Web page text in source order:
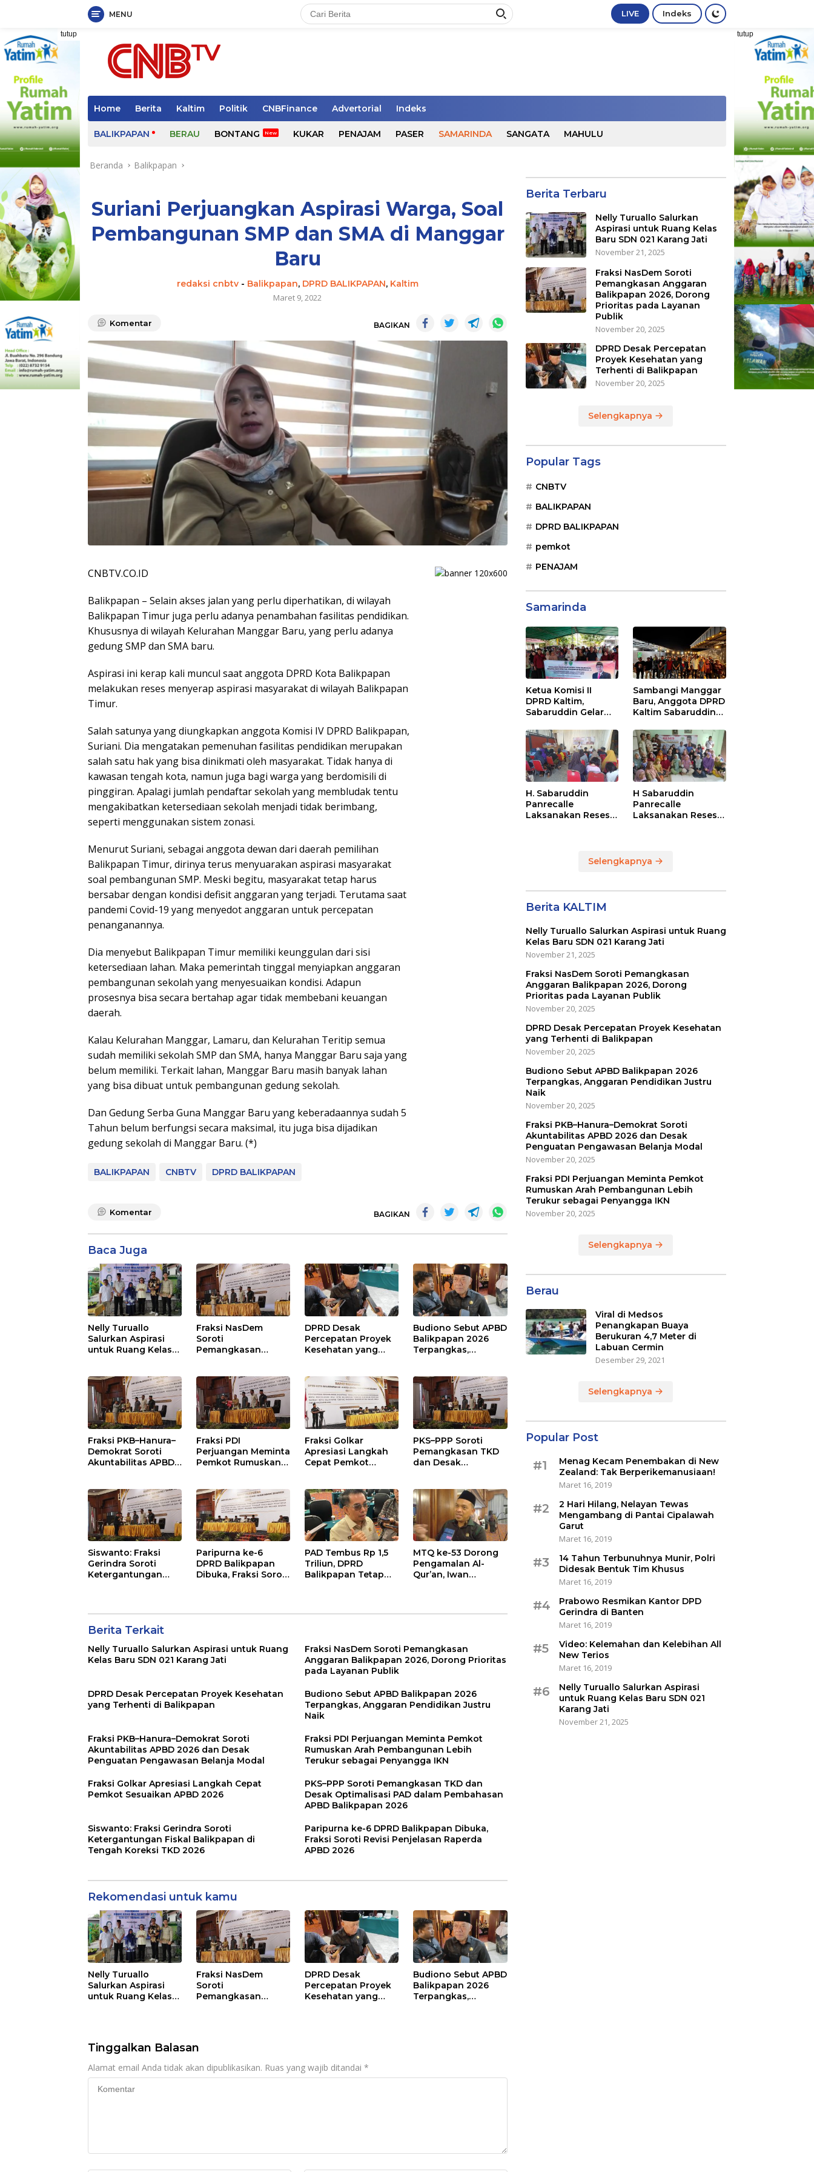
Langsung
ke
konten
MENU LIVE Indeks
tutup tutup
Home Berita Kaltim Politik CNBFinance Advertorial Indeks
BALIKPAPAN BERAU BONTANG KUKAR PENAJAM PASER SAMARINDA SANGATA MAHULU
Beranda Balikpapan
Suriani Perjuangkan Aspirasi Warga, Soal
Pembangunan SMP dan SMA di Manggar
Baru
redaksi cnbtv- Balikpapan, DPRD BALIKPAPAN, Kaltim
Maret 9, 2022
Komentar BAGIKAN
CNBTV.CO.ID
Balikpapan – Selain akses jalan yang perlu diperhatikan, di wilayah
Balikpapan Timur juga perlu adanya penambahan fasilitas pendidikan.
Khususnya di wilayah Kelurahan Manggar Baru, yang perlu adanya
gedung SMP dan SMA baru.
Aspirasi ini kerap kali muncul saat anggota DPRD Kota Balikpapan
melakukan reses menyerap aspirasi masyarakat di wilayah Balikpapan
Timur.
Salah satunya yang diungkapkan anggota Komisi IV DPRD Balikpapan,
Suriani. Dia mengatakan pemenuhan fasilitas pendidikan merupakan
salah satu hak yang bisa dinikmati oleh masyarakat. Tidak hanya di
kawasan tengah kota, namun juga bagi warga yang berdomisili di
pinggiran. Apalagi jumlah pendaftar sekolah yang membludak tentu
mengakibatkan ketersediaan sekolah menjadi tidak berimbang,
seperti menggunakan sistem zonasi.
Menurut Suriani, sebagai anggota dewan dari daerah pemilihan
Balikpapan Timur, dirinya terus menyuarakan aspirasi masyarakat
soal pembangunan SMP. Meski begitu, masyarakat tetap harus
bersabar dengan kondisi defisit anggaran yang terjadi. Terutama saat
pandemi Covid-19 yang menyedot anggaran untuk percepatan
penanganannya.
Dia menyebut Balikpapan Timur memiliki keunggulan dari sisi
ketersediaan lahan. Maka pemerintah tinggal menyiapkan anggaran
pembangunan sekolah yang menyesuaikan kondisi. Adapun
prosesnya bisa secara bertahap agar tidak membebani keuangan
daerah.
Kalau Kelurahan Manggar, Lamaru, dan Kelurahan Teritip semua
sudah memiliki sekolah SMP dan SMA, hanya Manggar Baru saja yang
belum memiliki. Terkait lahan, Manggar Baru masih banyak lahan
yang bisa dibuat untuk pembangunan gedung sekolah.
Dan Gedung Serba Guna Manggar Baru yang keberadaannya sudah 5
Tahun belum berfungsi secara maksimal, itu juga bisa dijadikan
gedung sekolah di Manggar Baru. (*)
BALIKPAPAN CNBTV DPRD BALIKPAPAN
Komentar BAGIKAN
Baca Juga
Nelly Turuallo
Salurkan Aspirasi
untuk Ruang Kelas
Fraksi NasDem
Soroti
Pemangkasan
Dorong Prioritas
pada Layanan
Publik
DPRD Desak
Percepatan Proyek
Kesehatan yang
Budiono Sebut APBD
Balikpapan 2026
Terpangkas,
Naik
Fraksi PKB–Hanura–
Demokrat Soroti
Akuntabilitas APBD
Pengawasan
Belanja Modal
Fraksi PDI
Perjuangan Meminta
Pemkot Rumuskan
sebagai Penyangga
IKN
Fraksi Golkar
Apresiasi Langkah
Cepat Pemkot
PKS–PPP Soroti
Pemangkasan TKD
dan Desak
APBD Balikpapan
2026
Siswanto: Fraksi
Gerindra Soroti
Ketergantungan
Paripurna ke-6
DPRD Balikpapan
Dibuka, Fraksi Soroti
PAD Tembus Rp 1,5
Triliun, DPRD
Balikpapan Tetap
MTQ ke-53 Dorong
Pengamalan Al-
Qur’an, Iwan
Berita Terkait
Nelly Turuallo Salurkan Aspirasi untuk Ruang
Kelas Baru SDN 021 Karang Jati
Fraksi NasDem Soroti Pemangkasan
Anggaran Balikpapan 2026, Dorong Prioritas
pada Layanan Publik
DPRD Desak Percepatan Proyek Kesehatan
yang Terhenti di Balikpapan
Budiono Sebut APBD Balikpapan 2026
Terpangkas, Anggaran Pendidikan Justru
Naik
Fraksi PKB–Hanura–Demokrat Soroti
Akuntabilitas APBD 2026 dan Desak
Penguatan Pengawasan Belanja Modal
Fraksi PDI Perjuangan Meminta Pemkot
Rumuskan Arah Pembangunan Lebih
Terukur sebagai Penyangga IKN
Fraksi Golkar Apresiasi Langkah Cepat
Pemkot Sesuaikan APBD 2026
PKS–PPP Soroti Pemangkasan TKD dan
Desak Optimalisasi PAD dalam Pembahasan
APBD Balikpapan 2026
Siswanto: Fraksi Gerindra Soroti
Ketergantungan Fiskal Balikpapan di
Tengah Koreksi TKD 2026
Paripurna ke-6 DPRD Balikpapan Dibuka,
Fraksi Soroti Revisi Penjelasan Raperda
APBD 2026
Rekomendasi untuk kamu
Nelly Turuallo
Salurkan Aspirasi
untuk Ruang Kelas
Fraksi NasDem
Soroti
Pemangkasan
Publik
DPRD Desak
Percepatan Proyek
Kesehatan yang
Budiono Sebut APBD
Balikpapan 2026
Terpangkas,
Tinggalkan Balasan
Alamat email Anda tidak akan dipublikasikan. Ruas yang wajib ditandai *
Berita Terbaru
Nelly Turuallo Salurkan
Aspirasi untuk Ruang Kelas
Baru SDN 021 Karang Jati
November 21, 2025
Fraksi NasDem Soroti
Pemangkasan Anggaran
Balikpapan 2026, Dorong
Prioritas pada Layanan
Publik
November 20, 2025
DPRD Desak Percepatan
Proyek Kesehatan yang
Terhenti di Balikpapan
November 20, 2025
Selengkapnya
Popular Tags
CNBTV
BALIKPAPAN
DPRD BALIKPAPAN
pemkot
PENAJAM
Samarinda
Ketua Komisi II
DPRD Kaltim,
Sabaruddin Gelar
Pajak dan Retribusi
Daerah di
Sepinggan Raya
Balikpapan
Sambangi Manggar
Baru, Anggota DPRD
Kaltim Sabaruddin
Kepemudaan di
Balikpapan
H. Sabaruddin
Panrecalle
Laksanakan Reses
H Sabaruddin
Panrecalle
Laksanakan Reses
Selengkapnya
Berita KALTIM
Nelly Turuallo Salurkan Aspirasi untuk Ruang
Kelas Baru SDN 021 Karang Jati
November 21, 2025
Fraksi NasDem Soroti Pemangkasan
Anggaran Balikpapan 2026, Dorong
Prioritas pada Layanan Publik
November 20, 2025
DPRD Desak Percepatan Proyek Kesehatan
yang Terhenti di Balikpapan
November 20, 2025
Budiono Sebut APBD Balikpapan 2026
Terpangkas, Anggaran Pendidikan Justru
Naik
November 20, 2025
Fraksi PKB–Hanura–Demokrat Soroti
Akuntabilitas APBD 2026 dan Desak
Penguatan Pengawasan Belanja Modal
November 20, 2025
Fraksi PDI Perjuangan Meminta Pemkot
Rumuskan Arah Pembangunan Lebih
Terukur sebagai Penyangga IKN
November 20, 2025
Selengkapnya
Berau
Viral di Medsos
Penangkapan Buaya
Berukuran 4,7 Meter di
Labuan Cermin
Desember 29, 2021
Selengkapnya
Popular Post
#1
Menag Kecam Penembakan di New
Zealand: Tak Berperikemanusiaan!
Maret 16, 2019
#2
2 Hari Hilang, Nelayan Tewas
Mengambang di Pantai Cipalawah
Garut
Maret 16, 2019
#3
14 Tahun Terbunuhnya Munir, Polri
Didesak Bentuk Tim Khusus
Maret 16, 2019
#4
Prabowo Resmikan Kantor DPD
Gerindra di Banten
Maret 16, 2019
#5
Video: Kelemahan dan Kelebihan All
New Terios
Maret 16, 2019
#6
Nelly Turuallo Salurkan Aspirasi
untuk Ruang Kelas Baru SDN 021
Karang Jati
November 21, 2025